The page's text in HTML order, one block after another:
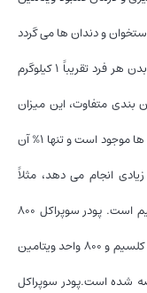
کلسیم، فراوان ترین مینرال موجود در بدن است. بدن هر فرد تقریباً ۱ کیلوگرم
بندی متفاوت، این میزان
فرق می کند. بیشتر کلسیم در استخوان ها و دندان ها موجود است و تنها ۱% آن
همین ۱ درصد اعمال زیادی انجام می دهد، مثلاً
انقباض همه ماهیچه های ما بسته به وجود کلسیم است. پودر سوپراکل 800
نیچرز اونلی دارای ۱۰۰۰ میلی گرم کلسیم و 800 واحد ویتامین D3 می باشد که در
شده است.پودر سوپراکل